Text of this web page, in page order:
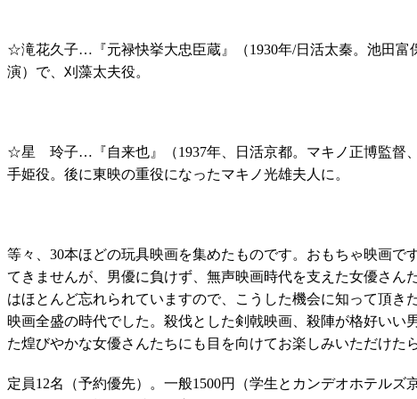
☆滝花久子…『元禄快挙大忠臣蔵』（1930年/日活太秦。池田富
演）で、刈藻太夫役。
☆星 玲子…『自来也』（1937年、日活京都。マキノ正博監督
手姫役。後に東映の重役になったマキノ光雄夫人に。
等々、30本ほどの玩具映画を集めたものです。おもちゃ映画で
てきませんが、男優に負けず、無声映画時代を支えた女優さん
はほとんど忘れられていますので、こうした機会に知って頂き
映画全盛の時代でした。殺伐とした剣戟映画、殺陣が格好いい
た煌びやかな女優さんたちにも目を向けてお楽しみいただけた
定員12名（予約優先）。一般1500円（学生とカンデオホテルズ